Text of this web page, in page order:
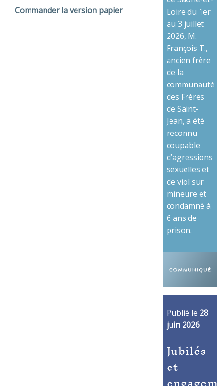
Commander la version papier
Loire du 1er
au 3 juillet
2026, M.
François T.,
ancien frère
de la
communauté
des Frères
de Saint-
Jean, a été
reconnu
coupable
d’agressions
sexuelles et
de viol sur
mineure et
condamné à
6 ans de
prison.
Publié le 28
juin 2026
Jubilés
et